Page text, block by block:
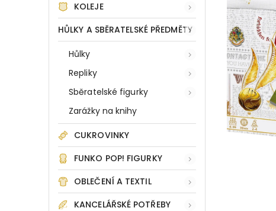
KOLEJE
HŮLKY A SBĚRATELSKÉ PŘEDMĚTY
Hůlky
Repliky
Sběratelské figurky
Zarážky na knihy
CUKROVINKY
FUNKO POP! FIGURKY
OBLEČENÍ A TEXTIL
KANCELÁŘSKÉ POTŘEBY